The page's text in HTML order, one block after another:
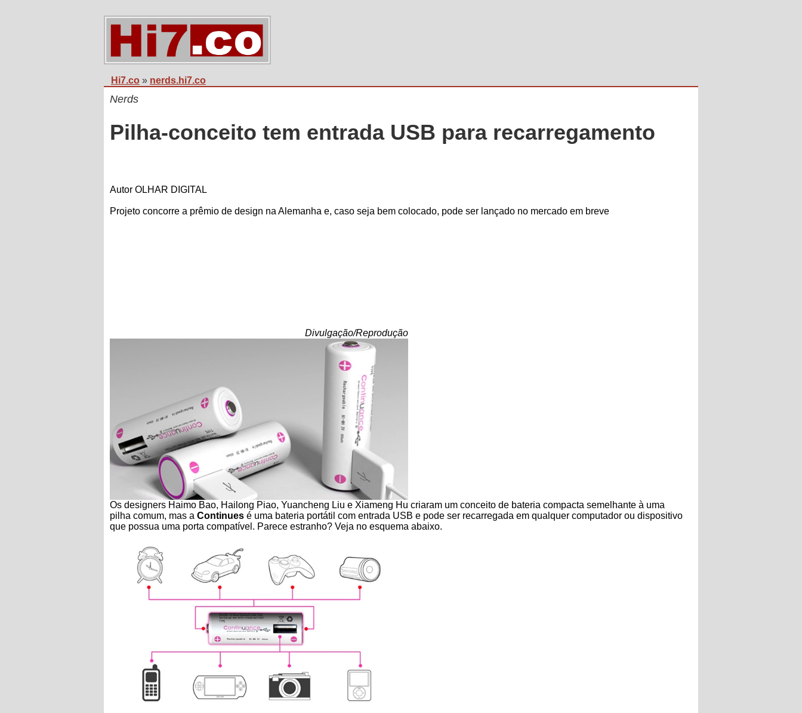
Hi7.co » nerds.hi7.co
Nerds
Pilha-conceito tem entrada USB para recarregamento
Autor OLHAR DIGITAL
Projeto concorre a prêmio de design na Alemanha e, caso seja bem colocado, pode ser lançado no mercado em breve
Divulgação/Reprodução
Os designers Haimo Bao, Hailong Piao, Yuancheng Liu e Xiameng Hu criaram um conceito de bateria compacta semelhante à uma
pilha comum, mas a Continues é uma bateria portátil com entrada USB e pode ser recarregada em qualquer computador ou dispositivo
que possua uma porta compatível. Parece estranho? Veja no esquema abaixo.